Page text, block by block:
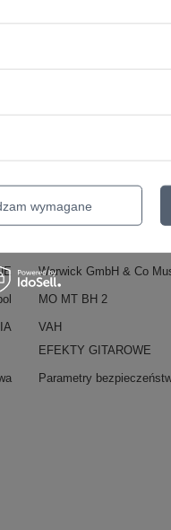
Warwick GmbH & Co
MO MT BH 2
VAH
EFEKTY GITAROWE
Parametry
wymagane